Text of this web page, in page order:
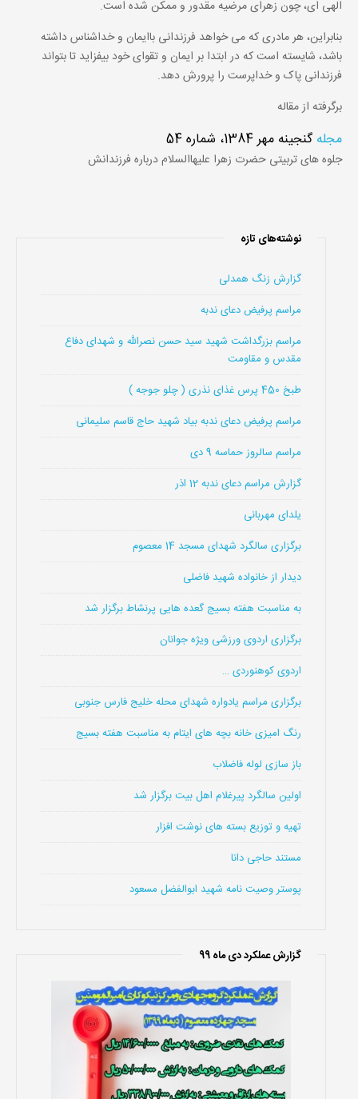
الهی ای، چون زهرای مرضیه مقدور و ممکن شده است.
بنابراین، هر مادری که می خواهد فرزندانی باایمان و خداشناس داشته
باشد، شایسته است که در ابتدا بر ایمان و تقوای خود بیفزاید تا بتواند
فرزندانی پاک و خداپرست را پرورش دهد.
برگرفته از مقاله
مجلهگنجینه مهر 1384، شماره 54
جلوه های تربیتی حضرت زهرا علیهاالسلام درباره فرزندانش
نوشته‌های تازه
گزارش زنگ همدلی
مراسم پرفیض دعای ندبه
مراسم بزرگداشت شهید سید حسن نصرالله و شهدای دفاع
مقدس و مقاومت
طبخ 450 پرس غذای نذری ( چلو جوجه )
مراسم پرفیض دعای ندبه بیاد شهید حاج قاسم سلیمانی
مراسم سالروز حماسه 9 دی
گزارش مراسم دعای ندبه 12 اذر
یلدای مهربانی
برگزاری سالگرد شهدای مسجد 14 معصوم
دیدار از خانواده شهید فاضلی
به مناسبت هفته بسیج گعده هایی پرنشاط برگزار شد
برگزاری اردوی ورزشی ویژه جوانان
اردوی کوهنوردی …
برگزاری مراسم یادواره شهدای محله خلیج فارس جنوبی
رنگ امیزی خانه بچه های ایتام به مناسبت هفته بسیج
باز سازی لوله فاضلاب
اولین سالگرد پیرغلام اهل بیت برگزار شد
تهیه و توزیع بسته های نوشت افزار
مستند حاجی دانا
پوستر وصیت نامه شهید ابوالفضل مسعود
گزارش عملکرد دی ماه 99